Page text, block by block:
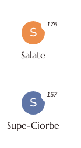
S
Salate
175
S
Supe-Ciorbe
157